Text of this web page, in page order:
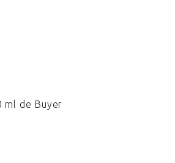
ml de Buyer